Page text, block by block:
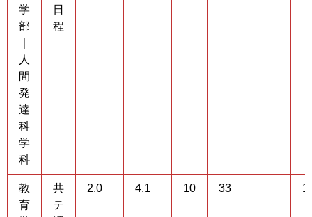
学
部
人
間
発
達
科
学
科
日
程
教
育
共
テ
2.0 4.1 10 33